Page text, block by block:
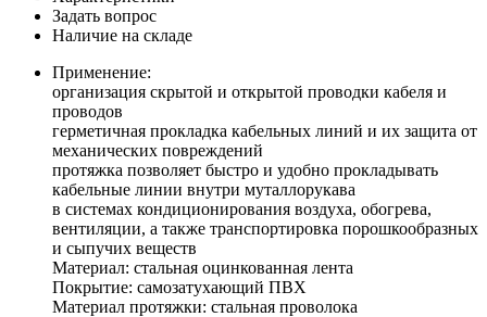
Задать вопрос
Наличие на складе
Применение:
организация скрытой и открытой проводки кабеля и
проводов
герметичная прокладка кабельных линий и их защита от
механических повреждений
протяжка позволяет быстро и удобно прокладывать
кабельные линии внутри муталлорукава
в системах кондиционирования воздуха, обогрева,
вентиляции, а также транспортировка порошкообразных
и сыпучих веществ
Материал: стальная оцинкованная лента
Покрытие: самозатухающий ПВХ
Материал протяжки: стальная проволока